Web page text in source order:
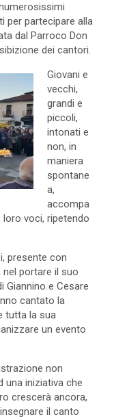
per partecipare alla
dal Parroco Don
dei cantori.
Giovani e
vecchi,
grandi e
piccoli,
intonati e
non, in
maniera
spontane
a,
accompa
voci, ripetendo
presente con
nel portare il suo
Giannino e Cesare
cantato la
tutta la sua
un evento
non
una iniziativa che
crescerà ancora,
il canto